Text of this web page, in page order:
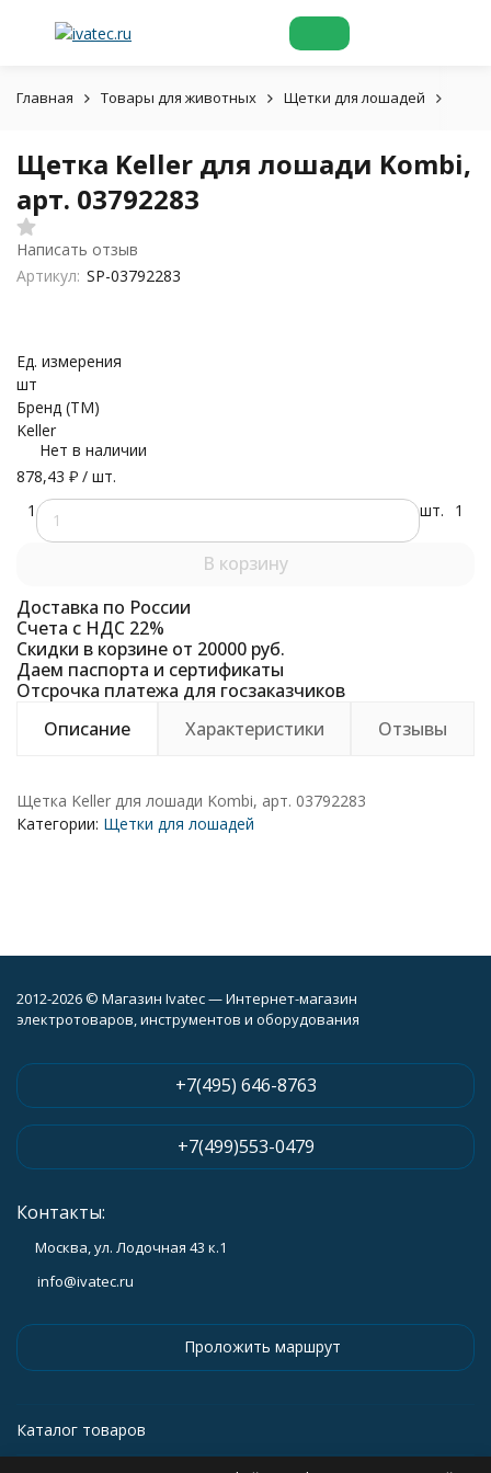
Главная Товары для животных Щетки для лошадей
Щетка Keller для лошади Kombi,
арт. 03792283
Написать отзыв
Артикул: SP-03792283
Ед. измерения
шт
Бренд (ТМ)
Keller
Нет в наличии
878,43 ₽ / шт.
1
шт. 1
В корзину
Доставка по России
Счета с НДС 22%
Скидки в корзине от 20000 руб.
Даем паспорта и сертификаты
Отсрочка платежа для госзаказчиков
Описание
Характеристики Отзывы
Щетка Keller для лошади Kombi, арт. 03792283
Категории: Щетки для лошадей
2012-2026 © Магазин Ivatec — Интернет-магазин
электротоваров, инструментов и оборудования
+7(495) 646-8763
+7(499)553-0479
Контакты:
Москва, ул. Лодочная 43 к.1
info@ivatec.ru
Проложить маршрут
Каталог товаров